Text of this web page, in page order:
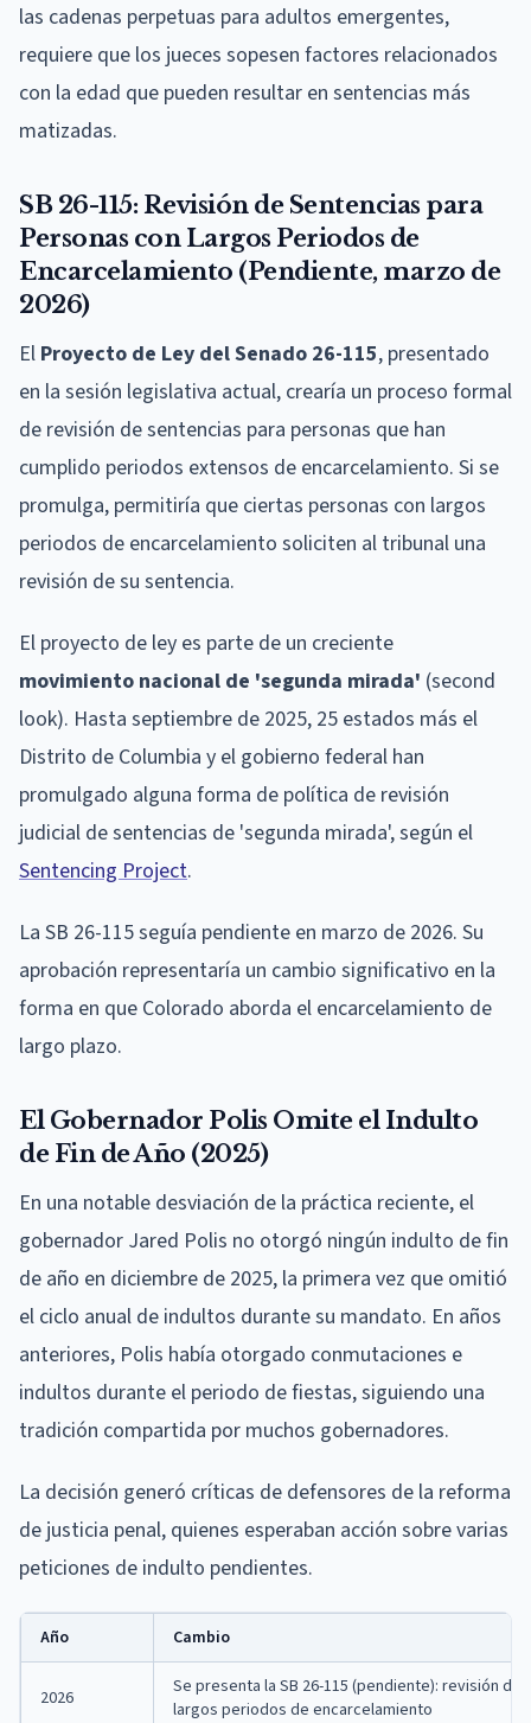
las cadenas perpetuas para adultos emergentes,
requiere que los jueces sopesen factores relacionados
con la edad que pueden resultar en sentencias más
matizadas.
SB 26-115: Revisión de Sentencias para
Personas con Largos Periodos de
Encarcelamiento (Pendiente, marzo de
2026)
El Proyecto de Ley del Senado 26-115, presentado
en la sesión legislativa actual, crearía un proceso formal
de revisión de sentencias para personas que han
cumplido periodos extensos de encarcelamiento. Si se
promulga, permitiría que ciertas personas con largos
periodos de encarcelamiento soliciten al tribunal una
revisión de su sentencia.
El proyecto de ley es parte de un creciente
movimiento nacional de 'segunda mirada' (second
look). Hasta septiembre de 2025, 25 estados más el
Distrito de Columbia y el gobierno federal han
promulgado alguna forma de política de revisión
judicial de sentencias de 'segunda mirada', según el
Sentencing Project.
La SB 26-115 seguía pendiente en marzo de 2026. Su
aprobación representaría un cambio significativo en la
forma en que Colorado aborda el encarcelamiento de
largo plazo.
El Gobernador Polis Omite el Indulto
de Fin de Año (2025)
En una notable desviación de la práctica reciente, el
gobernador Jared Polis no otorgó ningún indulto de fin
de año en diciembre de 2025, la primera vez que omitió
el ciclo anual de indultos durante su mandato. En años
anteriores, Polis había otorgado conmutaciones e
indultos durante el periodo de fiestas, siguiendo una
tradición compartida por muchos gobernadores.
La decisión generó críticas de defensores de la reforma
de justicia penal, quienes esperaban acción sobre varias
peticiones de indulto pendientes.
Año Cambio
2026
Se presenta la SB 26-115 (pendiente): revisión
largos periodos de encarcelamiento